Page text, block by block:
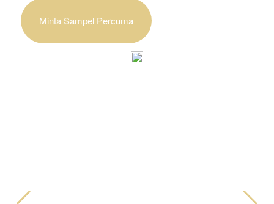
Minta Sampel Percuma